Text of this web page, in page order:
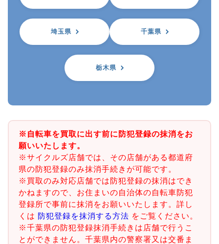
埼玉県 千葉県
栃木県
※自転車を買取に出す前に防犯登録の抹消をお
願いいたします。
※サイクルズ店舗では、その店舗がある都道府
県の防犯登録のみ抹消手続きが可能です。
※買取のみ対応店舗では防犯登録の抹消はでき
かねますので、お住まいの自治体の自転車防犯
登録所で事前に抹消をお願いいたします。詳し
くは 防犯登録を抹消する方法 をご覧ください。
※千葉県の防犯登録抹消手続きは店舗で行うこ
とができません。千葉県内の警察署又は交番ま